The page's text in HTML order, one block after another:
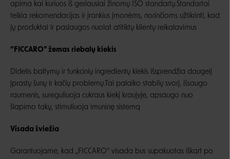
apima kai kuriuos iš geriausiai žinomų ISO standartų.Standartai
teikia rekomendacijas ir įrankius įmonėms, norinčioms užtikrinti, kad
jų produktai ir paslaugos nuolat atitiktų klientų reikalavimus
“FICCARO” žemas riebalų kiekis
Didelis baltymų ir funkcinių ingredientų kiekis išsprendžia daugelį
įprastų šunų ir kačių problemų.Tai palaiko stabilų svorį, išsaugo
raumenis, sureguliuoja cukraus kiekį kraujyje, apsaugo nuo
šlapimo takų, stimuliuoja imuninę sistemą
Visada šviežia
Garantuojame, kad „FICCARO” visada bus supakuotas iškart po